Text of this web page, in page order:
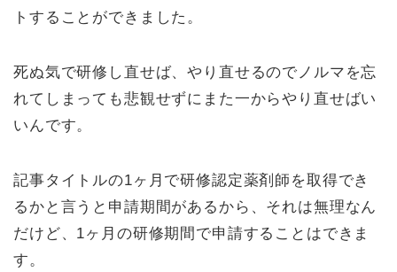
トすることができました。
死ぬ気で研修し直せば、やり直せるのでノルマを忘
れてしまっても悲観せずにまた一からやり直せばい
いんです。
記事タイトルの1ヶ月で研修認定薬剤師を取得でき
るかと言うと申請期間があるから、それは無理なん
だけど、1ヶ月の研修期間で申請することはできま
す。